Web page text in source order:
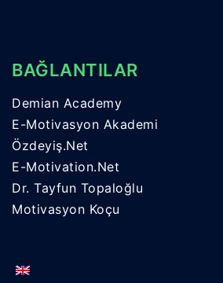
BAĞLANTILAR
Demian Academy
E-Motivasyon Akademi
Özdeyiş.Net
E-Motivation.Net
Dr. Tayfun Topaloğlu
Motivasyon Koçu